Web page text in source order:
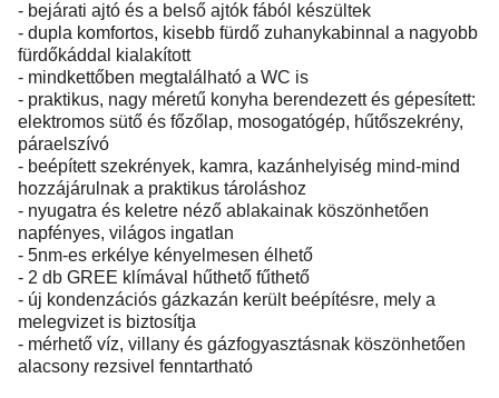
- bejárati ajtó és a belső ajtók fából készültek
- dupla komfortos, kisebb fürdő zuhanykabinnal a nagyobb
fürdőkáddal kialakított
- mindkettőben megtalálható a WC is
- praktikus, nagy méretű konyha berendezett és gépesített:
elektromos sütő és főzőlap, mosogatógép, hűtőszekrény,
páraelszívó
- beépített szekrények, kamra, kazánhelyiség mind-mind
hozzájárulnak a praktikus tároláshoz
- nyugatra és keletre néző ablakainak köszönhetően
napfényes, világos ingatlan
- 5nm-es erkélye kényelmesen élhető
- 2 db GREE klímával hűthető fűthető
- új kondenzációs gázkazán került beépítésre, mely a
melegvizet is biztosítja
- mérhető víz, villany és gázfogyasztásnak köszönhetően
alacsony rezsivel fenntartható